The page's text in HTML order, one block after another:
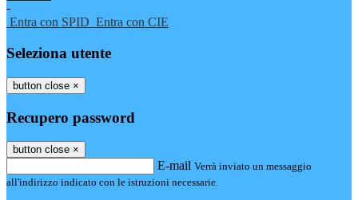
-
Entra con SPID Entra con CIE
Seleziona utente
button close ×
Recupero password
button close ×
E-mail Verrà inviato un messaggio
all'indirizzo indicato con le istruzioni necessarie.